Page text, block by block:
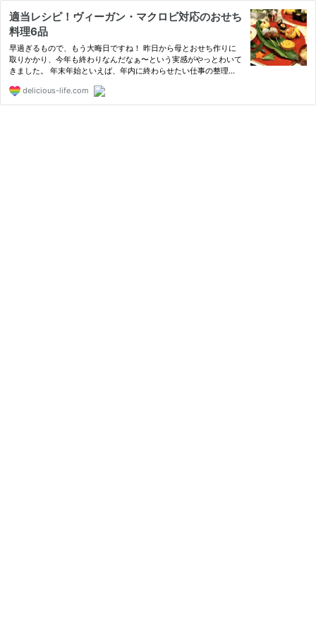
適当レシピ！ヴィーガン・マクロビ対応のおせち
料理6品
早過ぎるもので、もう大晦日ですね！ 昨日から母とおせち作りに
取りかかり、今年も終わりなんだなぁ〜という実感がやっとわいて
きました。 年末年始といえば、年内に終わらせたい仕事の整理
ね delicious-life.com